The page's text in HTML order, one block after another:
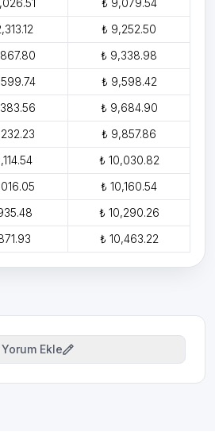
₺ 9,079.54
₺ 9,252.50
₺ 9,338.98
₺ 9,598.42
₺ 9,684.90
₺ 9,857.86
₺ 10,030.82
₺ 10,160.54
₺ 10,290.26
₺ 10,463.22
Yorum Ekle